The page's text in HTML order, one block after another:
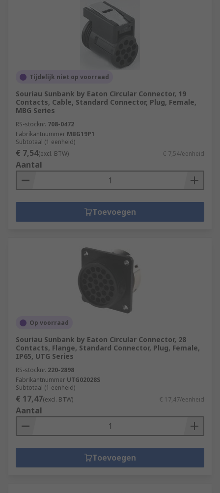
Tijdelijk niet op voorraad
Souriau Sunbank by Eaton Circular Connector, 19
Contacts, Cable, Standard Connector, Plug, Female,
MBG Series
RS-stocknr. 708-0472
Fabrikantnummer MBG19P1
Subtotaal (1 eenheid)
€ 7,54(excl. BTW) € 7,54/eenheid
Aantal
Toevoegen
Op voorraad
Souriau Sunbank by Eaton Circular Connector, 28
Contacts, Flange, Standard Connector, Plug, Female,
IP65, UTG Series
RS-stocknr. 220-2898
Fabrikantnummer UTG02028S
Subtotaal (1 eenheid)
€ 17,47(excl. BTW) € 17,47/eenheid
Aantal
Toevoegen